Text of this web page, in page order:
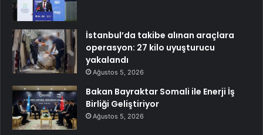
İstanbul’da takibe alınan araçlara
operasyon: 27 kilo uyuşturucu
yakalandı
Ağustos 5, 2026
Bakan Bayraktar Somali ile Enerji İş
Birliği Geliştiriyor
Ağustos 5, 2026